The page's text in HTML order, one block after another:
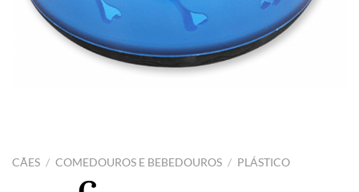
CÃES / COMEDOUROS E BEBEDOUROS / PLÁSTICO